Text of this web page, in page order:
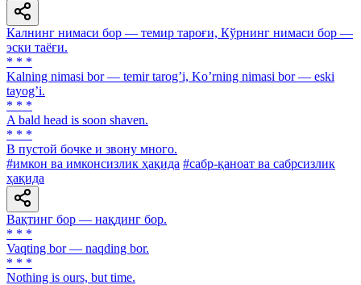
Калнинг нимаси бор — темир тароғи, Кўрнинг нимаси бор —
эски таёғи.
* * *
Kalning nimasi bor — temir tarogʼi, Koʼrning nimasi bor — eski
tayogʼi.
* * *
A bald head is soon shaven.
* * *
В пустой бочке и звону много.
#имкон ва имконсизлик ҳақида #сабр-қаноат ва сабрсизлик
ҳақида
Вақтинг бор — нақдинг бор.
* * *
Vaqting bor — naqding bor.
* * *
Nothing is ours, but time.